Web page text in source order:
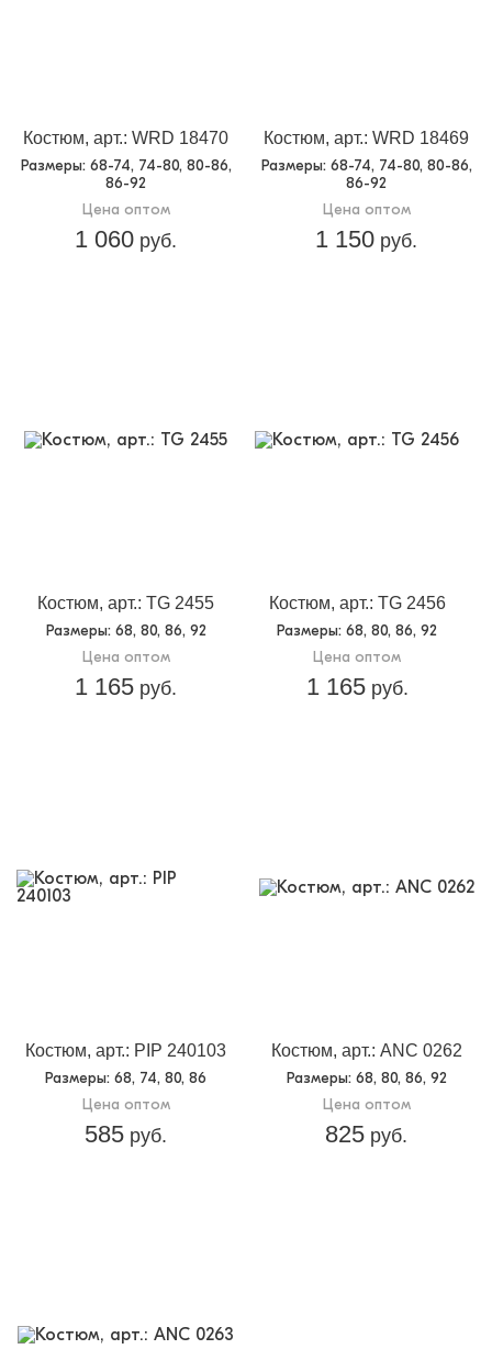
Костюм, арт.: WRD 18470
Размеры: 68-74, 74-80, 80-86,
86-92
Цена оптом
1 060 руб.
Костюм, арт.: WRD 18469
Размеры: 68-74, 74-80, 80-86,
86-92
Цена оптом
1 150 руб.
Костюм, арт.: TG 2455
Размеры: 68, 80, 86, 92
Цена оптом
1 165 руб.
Костюм, арт.: TG 2456
Размеры: 68, 80, 86, 92
Цена оптом
1 165руб.
Костюм, арт.: PIP 240103
Размеры: 68, 74, 80, 86
Цена оптом
585 руб.
Костюм, арт.: ANC 0262
Размеры: 68, 80, 86, 92
Цена оптом
825 руб.